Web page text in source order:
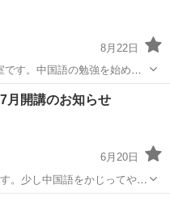
8月22日
です。中国語の勉強を始めて
人レッスン。週1、金曜日の
別）。基礎からみっちり教
クラス
月開講のお知らせ
6月20日
。少し中国語をかじってやめ
みませんか？見学随時、お